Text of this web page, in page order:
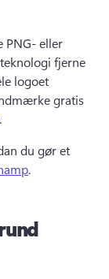
PNG- eller
fjerne
logoet
gratis
.
du gør et
.